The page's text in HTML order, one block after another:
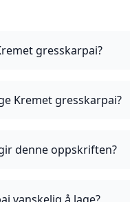
gresskarpai?
Kremet gresskarpai?
denne oppskriften?